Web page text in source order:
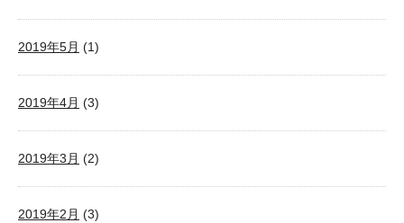
2019年5月 (1)
2019年4月 (3)
2019年3月 (2)
2019年2月 (3)